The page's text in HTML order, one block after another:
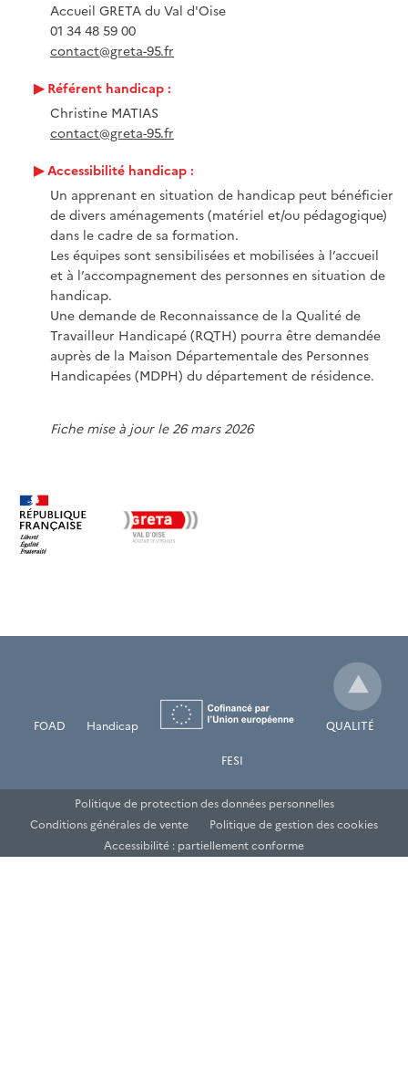
Accueil GRETA du Val d'Oise
01 34 48 59 00
contact@greta-95.fr
Référent handicap :
Christine MATIAS
contact@greta-95.fr
Accessibilité handicap :
Un apprenant en situation de handicap peut bénéficier
de divers aménagements (matériel et/ou pédagogique)
dans le cadre de sa formation.
Les équipes sont sensibilisées et mobilisées à l’accueil
et à l’accompagnement des personnes en situation de
handicap.
Une demande de Reconnaissance de la Qualité de
Travailleur Handicapé (RQTH) pourra être demandée
auprès de la Maison Départementale des Personnes
Handicapées (MDPH) du département de résidence.
Fiche mise à jour le 26 mars 2026
FOAD Handicap
FESI
QUALITÉ
Politique de protection des données personnelles
Conditions générales de vente
Politique de gestion des cookies
Accessibilité : partiellement conforme